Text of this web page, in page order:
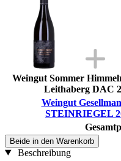
Weingut Sommer
Leithaberg DAC
Weingut
STEINRIEGEL
Beide in den Warenkorb
Beschreibung